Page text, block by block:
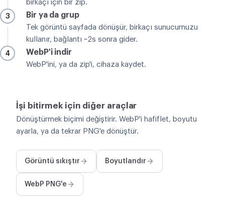
birkaçı için bir zip.
3 Bir ya da grup
Tek görüntü sayfada dönüşür, birkaçı sunucumuzu
kullanır, bağlantı ~2s sonra gider.
4 WebP'i indir
WebP'ini, ya da zip'i, cihaza kaydet.
İşi bitirmek için diğer araçlar
Dönüştürmek biçimi değiştirir. WebP'i hafiflet, boyutu
ayarla, ya da tekrar PNG'e dönüştür.
Görüntü sıkıştır Boyutlandır
WebP PNG'e